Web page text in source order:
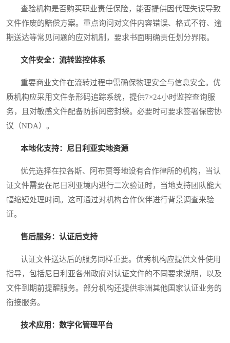
查验机构是否购买职业责任保险，能否提供因代理失误导致
文件作废的赔偿方案。重点询问对文件内容错误、格式不符、逾
期送达等常见问题的应对机制，要求书面明确责任划分界限。
文件安全：流转监控体系
重要商业文件在流转过程中需确保物理安全与信息安全。优
质机构应采用文件条形码追踪系统，提供7×24小时监控查询服
务，且对敏感文件配备防拆阅密封袋。必要时可要求签署保密协
议（NDA）。
本地化支持：尼日利亚实地资源
优先选择在拉各斯、阿布贾等地设有合作律所的机构，当认
证文件需要在尼日利亚境内进行二次验证时，当地支持团队能大
幅缩短处理时间。这可通过对机构合作伙伴进行背景调查来验
证。
售后服务：认证后支持
认证文件送达后的服务同样重要。优秀机构应提供文件使用
指导，包括尼日利亚各州政府对认证文件的不同要求说明，以及
文件到期前提醒服务。部分机构还提供非洲其他国家认证业务的
衔接服务。
技术应用：数字化管理平台